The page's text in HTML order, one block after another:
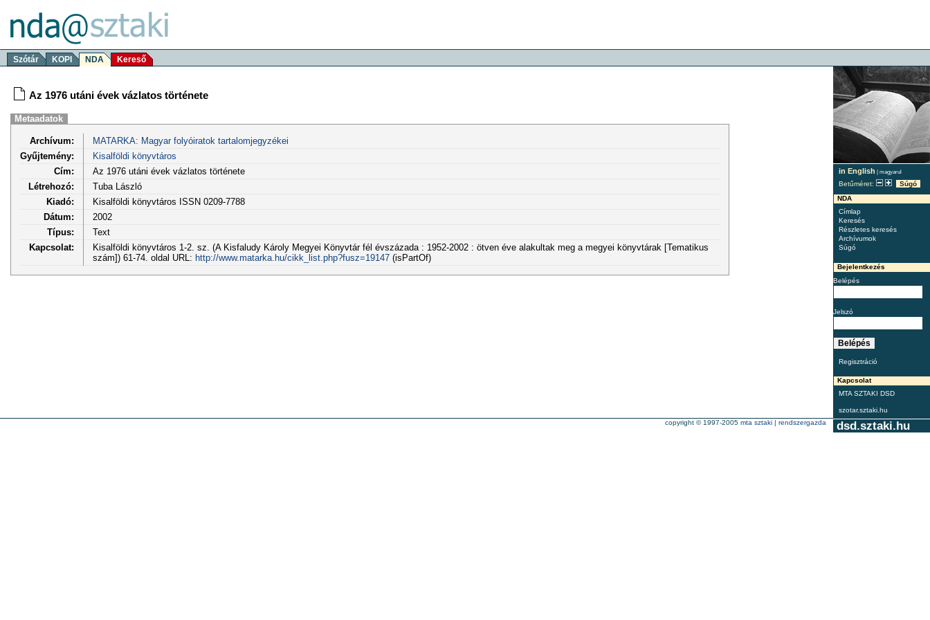
Szótár KOPI NDA Kereső
in English | magyarul
Betűméret:
Súgó
NDA
Címlap
Keresés
Részletes keresés
Archívumok
Súgó
Bejelentkezés
Belépés
Jelszó
Regisztráció
Kapcsolat
MTA SZTAKI DSD
szotar.sztaki.hu
Az 1976 utáni évek vázlatos története
Metaadatok
Archívum:
MATARKA: Magyar folyóiratok tartalomjegyzékei
Gyűjtemény:
Kisalföldi könyvtáros
Cím:
Az 1976 utáni évek vázlatos története
Létrehozó:
Tuba László
Kiadó:
Kisalföldi könyvtáros ISSN 0209-7788
Dátum:
2002
Típus:
Text
Kapcsolat:
Kisalföldi könyvtáros 1-2. sz. (A Kisfaludy Károly Megyei Könyvtár fél évszázada : 1952-2002 : ötven éve alakultak meg a megyei könyvtárak [Tematikus
szám]) 61-74. oldal URL: http://www.matarka.hu/cikk_list.php?fusz=19147(isPartOf)
dsd.sztaki.hu
copyright © 1997-2005 mta sztaki | rendszergazda